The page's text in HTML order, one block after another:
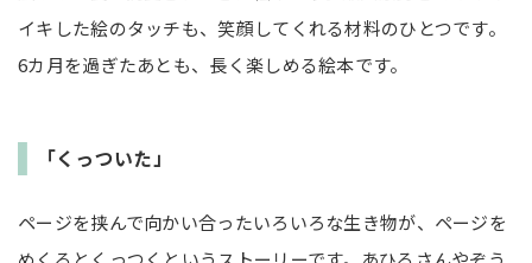
イキした絵のタッチも、笑顔してくれる材料のひとつです。
6カ月を過ぎたあとも、長く楽しめる絵本です。
「くっついた」
ページを挟んで向かい合ったいろいろな生き物が、ページを